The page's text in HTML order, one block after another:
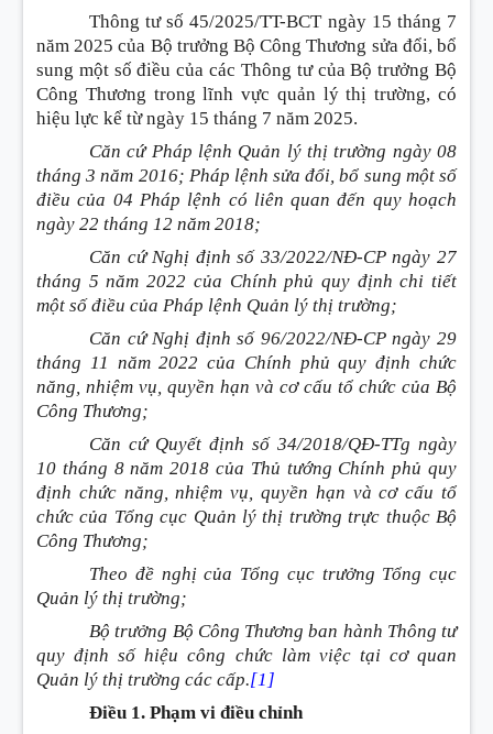
Thông tư số 45/2025/TT-BCT ngày 15 tháng 7
năm 2025 của Bộ trưởng Bộ Công Thương sửa đổi, bổ
sung một số điều của các Thông tư của Bộ trưởng Bộ
Công Thương trong lĩnh vực quản lý thị trường, có
hiệu lực kể từ ngày 15 tháng 7 năm 2025.
Căn cứ Pháp lệnh Quản lý thị trường ngày 08
tháng 3 năm 2016; Pháp lệnh sửa đổi, bổ sung một số
điều của 04 Pháp lệnh có liên quan đến quy hoạch
ngày 22 tháng 12 năm 2018;
Căn cứ Nghị định số 33/2022/NĐ-CP ngày 27
tháng 5 năm 2022 của Chính phủ quy định chi tiết
một số điều của Pháp lệnh Quản lý thị trường;
Căn cứ Nghị định số 96/2022/NĐ-CP ngày 29
tháng 11 năm 2022 của Chính phủ quy định chức
năng, nhiệm vụ, quyền hạn và cơ cấu tổ chức của Bộ
Công Thương;
Căn cứ Quyết định số 34/2018/QĐ-TTg ngày
10 tháng 8 năm 2018 của Thủ tướng Chính phủ quy
định chức năng, nhiệm vụ, quyền hạn và cơ cấu tổ
chức của Tổng cục Quản lý thị trường trực thuộc Bộ
Công Thương;
Theo đề nghị của Tổng cục trưởng Tổng cục
Quản lý thị trường;
Bộ trưởng Bộ Công Thương ban hành Thông tư
quy định số hiệu công chức làm việc tại cơ quan
Quản lý thị trường các cấp.[1]
Điều 1. Phạm vi điều chỉnh